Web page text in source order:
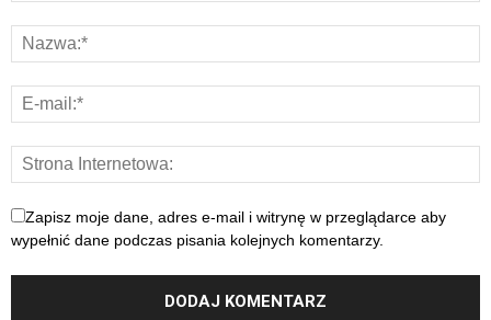
Zapisz moje dane, adres e-mail i witrynę w przeglądarce aby
wypełnić dane podczas pisania kolejnych komentarzy.